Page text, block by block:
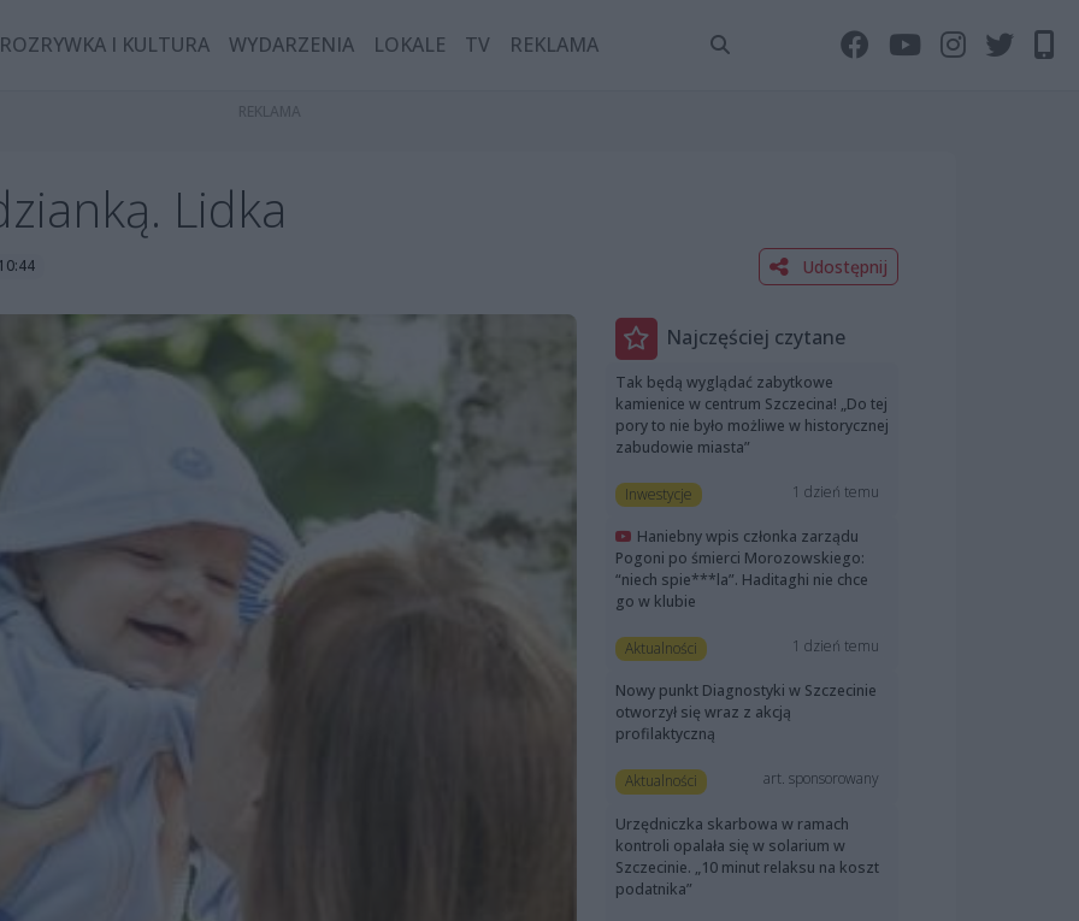
ROZRYWKA I KULTURA WYDARZENIA LOKALE TV REKLAMA
Lidka
Udostępnij
Najczęściej czytane
Tak będą wyglądać zabytkowe
kamienice w centrum Szczecina! „Do tej
pory to nie było możliwe w historycznej
zabudowie miasta”
Inwestycje 1 dzień temu
Haniebny wpis członka zarządu
Pogoni po śmierci Morozowskiego:
“niech spie***la”. Haditaghi nie chce
go w klubie
Aktualności 1 dzień temu
Nowy punkt Diagnostyki w Szczecinie
otworzył się wraz z akcją
profilaktyczną
Aktualności art. sponsorowany
Urzędniczka skarbowa w ramach
kontroli opalała się w solarium w
Szczecinie. „10 minut relaksu na koszt
podatnika”